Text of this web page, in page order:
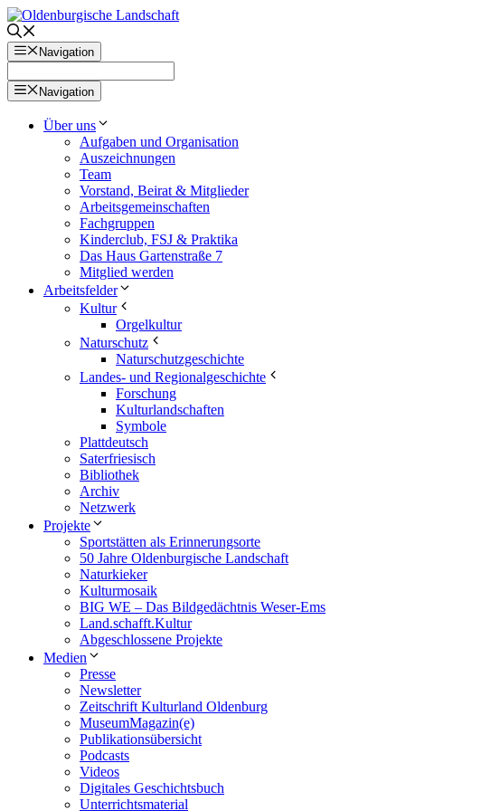
Zum
Inhalt
springenNavigation
Navigation
Über uns
Aufgaben und Organisation
Auszeichnungen
Team
Vorstand, Beirat & Mitglieder
Arbeitsgemeinschaften
Fachgruppen
Kinderclub, FSJ & Praktika
Das Haus Gartenstraße 7
Mitglied werden
Arbeitsfelder
Kultur
Orgelkultur
Naturschutz
Naturschutzgeschichte
Landes- und Regionalgeschichte
Forschung
Kulturlandschaften
Symbole
Plattdeutsch
Saterfriesisch
Bibliothek
Archiv
Netzwerk
Projekte
Sportstätten als Erinnerungsorte
50 Jahre Oldenburgische Landschaft
Naturkieker
Kulturmosaik
BIG WE – Das Bildgedächtnis Weser-Ems
Land.schafft.Kultur
Abgeschlossene Projekte
Medien
Presse
Newsletter
Zeitschrift Kulturland Oldenburg
MuseumMagazin(e)
Publikationsübersicht
Podcasts
Videos
Digitales Geschichtsbuch
Unterrichtsmaterial